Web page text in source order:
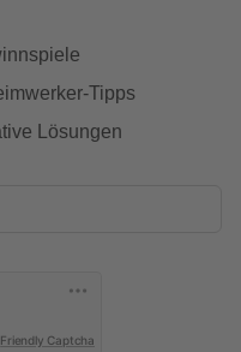
Tipps
Lösungen
Friendly Captcha